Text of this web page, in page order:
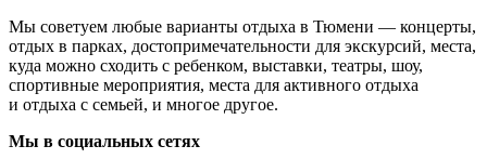
Мы советуем любые варианты отдыха в Тюмени — концерты,
отдых в парках, достопримечательности для экскурсий, места,
куда можно сходить с ребенком, выставки, театры, шоу,
спортивные мероприятия, места для активного отдыха
и отдыха с семьей, и многое другое.
Мы в социальных сетях